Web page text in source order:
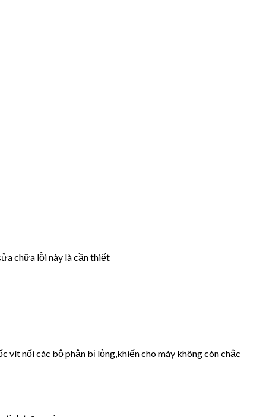
chữa lỗi này là cần thiết
vít nối các bộ phận bị lỏng,khiến cho máy không còn chắc